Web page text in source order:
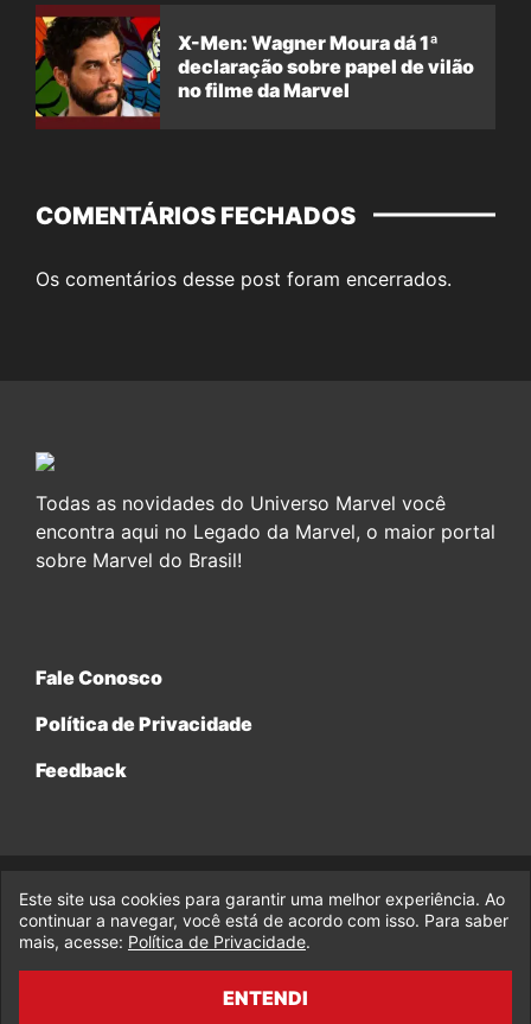
X-Men: Wagner Moura dá 1ª
declaração sobre papel de vilão
no filme da Marvel
COMENTÁRIOS FECHADOS
Os comentários desse post foram encerrados.
Todas as novidades do Universo Marvel você
encontra aqui no Legado da Marvel, o maior portal
sobre Marvel do Brasil!
Fale Conosco
Política de Privacidade
Feedback
© 2017-2026 Legado da Marvel, uma empresa da Legado
Enterprises.
fabiolobo
Este site usa cookies para garantir uma melhor experiência. Ao
continuar a navegar, você está de acordo com isso. Para saber
mais, acesse: Política de Privacidade.
ENTENDI